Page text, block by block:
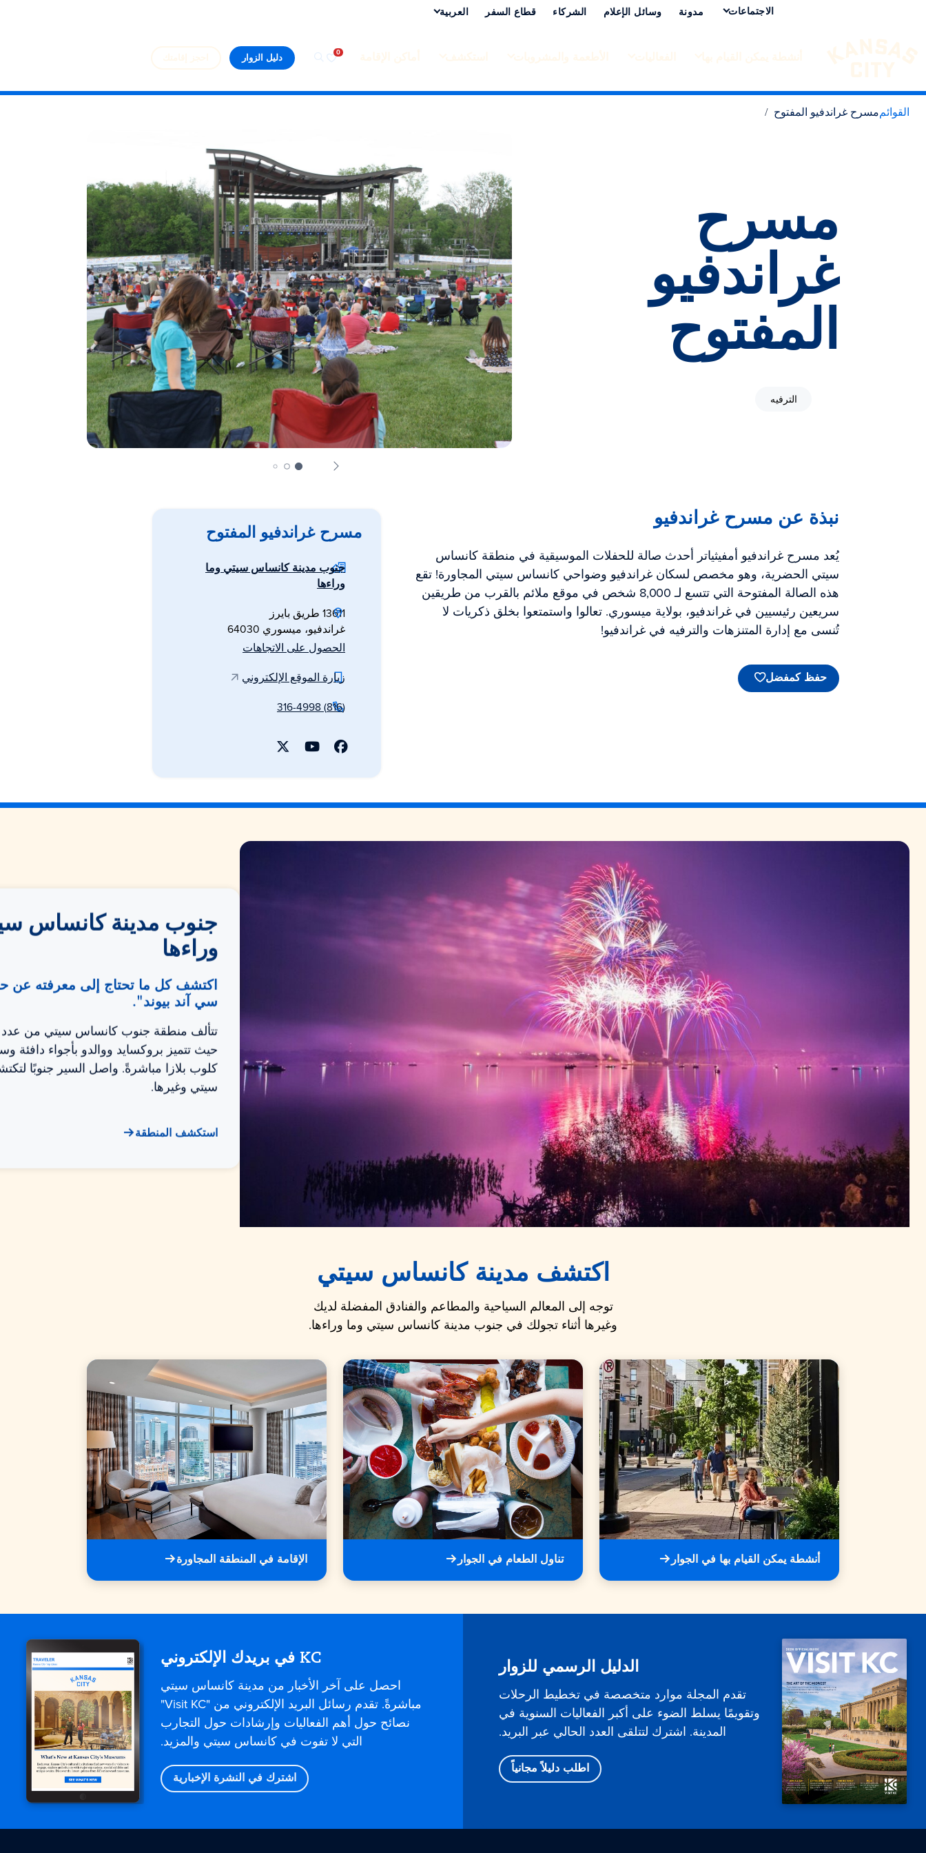
تفضل بزيارة مدينة كانساس سيتي
دليل الزوار
الاجتماعات مدونة وسائل الإعلام الشركاء قطاع السفر العربية‏
الانتقال إلى المحتوى
القوائممسرح غراندفيو المفتوح
مسرح
غراندفيو
المفتوح
الترفيه
نبذة عن مسرح غراندفيو
يُعد مسرح غراندفيو أمفيثياتر أحدث صالة للحفلات الموسيقية في منطقة كانساس
سيتي الحضرية، وهو مخصص لسكان غراندفيو وضواحي كانساس سيتي المجاورة! تقع
هذه الصالة المفتوحة التي تتسع لـ 8,000 شخص في موقع ملائم بالقرب من طريقين
سريعين رئيسيين في غراندفيو، بولاية ميسوري. تعالوا واستمتعوا بخلق ذكريات لا
تُنسى مع إدارة المتنزهات والترفيه في غراندفيو!
حفظ كمفضل
مسرح غراندفيو المفتوح
جنوب مدينة كانساس سيتي وما
وراءها
13611 طريق بايرز
غراندفيو، ميسوري 64030
الحصول على الاتجاهات
زيارة الموقع الإلكتروني
(816) 316-4998
جنوب مدينة كانساس
وراءها
اكتشف كل ما تحتاج إلى معرفته
سي آند بيوند".
تتألف منطقة جنوب كانساس سيتي من عدد
حيث تتميز بروكسايد ووالدو بأجواء دافئة
كلوب بلازا مباشرةً. واصل السير جنوبًا
سيتي وغيرها.
استكشف المنطقة
اكتشف مدينة كانساس سيتي
توجه إلى المعالم السياحية والمطاعم والفنادق المفضلة لديك
وغيرها أثناء تجولك في جنوب مدينة كانساس سيتي وما وراءها.
أنشطة يمكن القيام بها في الجوار تناول الطعام في الجوار الإقامة في المنطقة المجاورة
الدليل الرسمي للزوار
تقدم المجلة موارد متخصصة في تخطيط الرحلات
وتقويمًا يسلط الضوء على أكبر الفعاليات السنوية في
المدينة. اشترك لتتلقى العدد الحالي عبر البريد.
اطلب دليلاً مجانياً
KC في بريدك الإلكتروني
احصل على آخر الأخبار من مدينة كانساس سيتي
مباشرةً. تقدم رسائل البريد الإلكتروني من "Visit KC"
نصائح حول أهم الفعاليات وإرشادات حول التجارب
التي لا تفوت في كانساس سيتي والمزيد.
اشترك في النشرة الإخبارية